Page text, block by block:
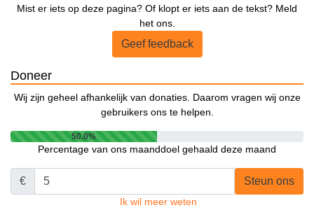
Mist er iets op deze pagina? Of klopt er iets aan de tekst? Meld
het ons.
Geef feedback
Doneer
Wij zijn geheel afhankelijk van donaties. Daarom vragen wij onze
gebruikers ons te helpen.
50.0%
Percentage van ons maanddoel gehaald deze maand
€ Steun ons
Ik wil meer weten